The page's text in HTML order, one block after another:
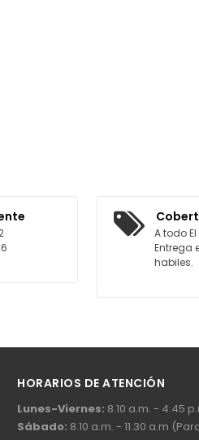
A todo
Entrega
habiles.
HORARIOS DE ATENCIÓN
Lunes-Viernes: 8.10 a.m. - 4:45
Sábado: 8.10 a.m. - 11.30 a.m